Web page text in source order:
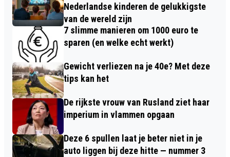
Nederlandse kinderen de gelukkigste
van de wereld zijn
7 slimme manieren om 1000 euro te
sparen (en welke echt werkt)
Gewicht verliezen na je 40e? Met deze
tips kan het
De rijkste vrouw van Rusland ziet haar
imperium in vlammen opgaan
Deze 6 spullen laat je beter niet in je
auto liggen bij deze hitte — nummer 3